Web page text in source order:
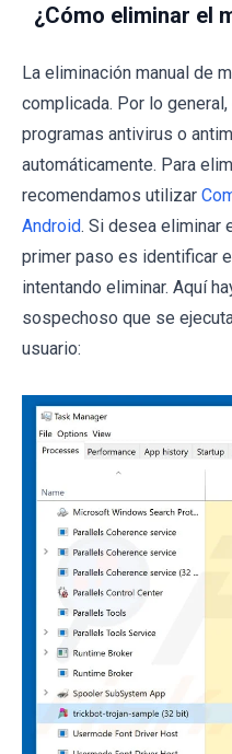
¿Cómo eliminar el
La eliminación manual de
complicada. Por lo
programas antivirus o
automáticamente. Para
recomendamos utilizar
Android. Si desea eliminar
primer paso es identificar
intentando eliminar. Aquí
sospechoso que se
usuario: